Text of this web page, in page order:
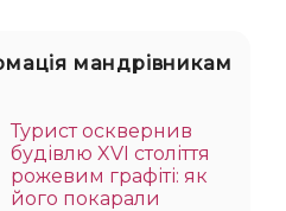
мандрівникам
Турист осквернив
будівлю XVI століття
рожевим графіті: як
його покарали